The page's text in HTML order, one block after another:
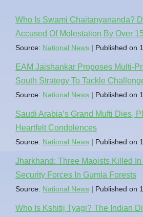
Who Is Swami Chaitanyananda?
Accused Of Molestation By Over
Source: National News Published on
EAM Jaishankar Proposes Multi-
South Strategy To Tackle
Source: National News Published on
Saudi Arabia’s Grand Mufti Dies,
Heartfelt Condolences
Source: National News Published on
Jharkhand: Three Maoists Killed
Security Forces In Gumla Forests
Source: National News Published on
Who Is Kshitij Tyagi? The Indian